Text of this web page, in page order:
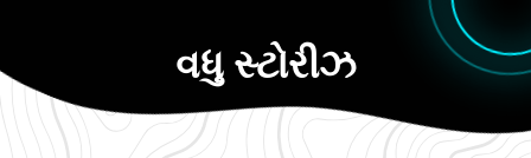
વધુ સ્ટોરીઝ